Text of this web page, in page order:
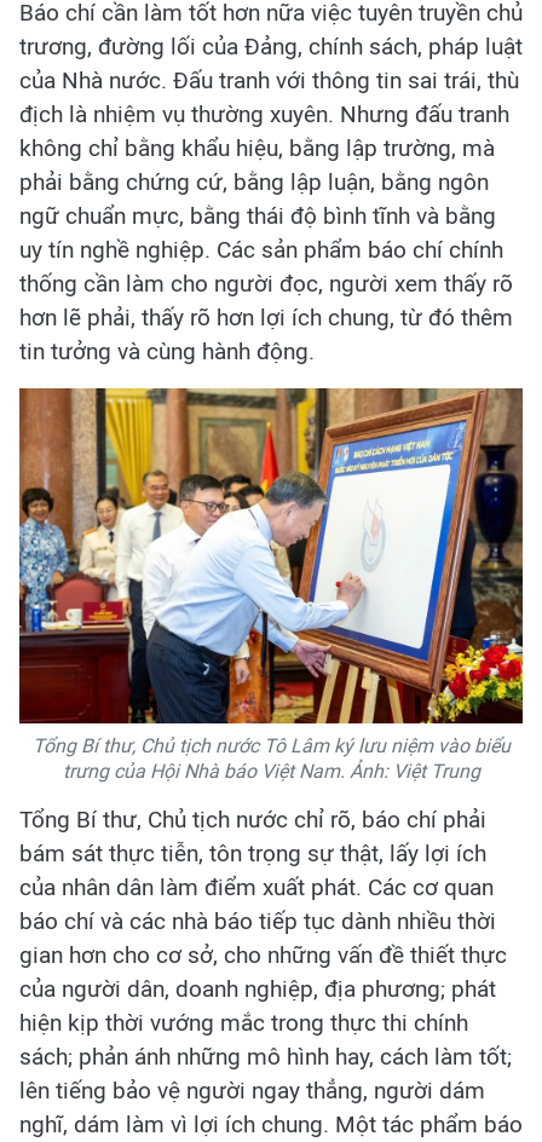
Báo chí cần làm tốt hơn nữa việc tuyên truyền chủ
trương, đường lối của Đảng, chính sách, pháp luật
của Nhà nước. Đấu tranh với thông tin sai trái, thù
địch là nhiệm vụ thường xuyên. Nhưng đấu tranh
không chỉ bằng khẩu hiệu, bằng lập trường, mà
phải bằng chứng cứ, bằng lập luận, bằng ngôn
ngữ chuẩn mực, bằng thái độ bình tĩnh và bằng
uy tín nghề nghiệp. Các sản phẩm báo chí chính
thống cần làm cho người đọc, người xem thấy rõ
hơn lẽ phải, thấy rõ hơn lợi ích chung, từ đó thêm
tin tưởng và cùng hành động.
Tổng Bí thư, Chủ tịch nước Tô Lâm ký lưu niệm vào biểu
trưng của Hội Nhà báo Việt Nam. Ảnh: Việt Trung
Tổng Bí thư, Chủ tịch nước chỉ rõ, báo chí phải
bám sát thực tiễn, tôn trọng sự thật, lấy lợi ích
của nhân dân làm điểm xuất phát. Các cơ quan
báo chí và các nhà báo tiếp tục dành nhiều thời
gian hơn cho cơ sở, cho những vấn đề thiết thực
của người dân, doanh nghiệp, địa phương; phát
hiện kịp thời vướng mắc trong thực thi chính
sách; phản ánh những mô hình hay, cách làm tốt;
lên tiếng bảo vệ người ngay thẳng, người dám
nghĩ, dám làm vì lợi ích chung. Một tác phẩm báo